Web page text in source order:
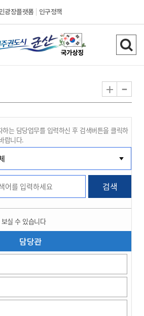
광장플랫폼 인구정책
시
민
권
도
시
군
산
검
색
기
+ -
하는 담당업무를 입력하신 후 검색버튼을 클릭하
랍니다.
검색
실 수 있습니다
담당관